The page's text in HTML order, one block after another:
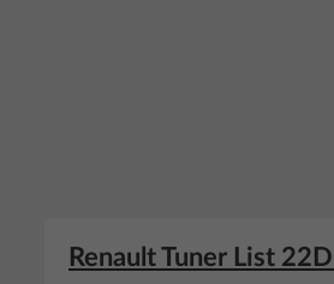
Renault Tuner List